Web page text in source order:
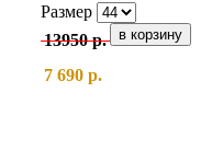
Размер
13950 р.
7 690 р.